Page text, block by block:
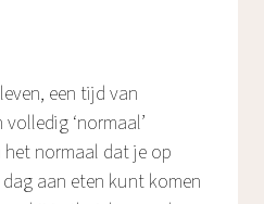
een tijd van
‘normaal’
het normaal dat je op
aan eten kunt komen